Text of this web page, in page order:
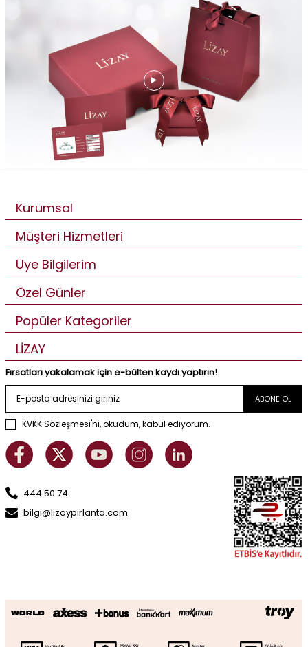
Kurumsal
Müşteri Hizmetleri
Üye Bilgilerim
Özel Günler
Popüler Kategoriler
LİZAY
Fırsatları yakalamak için e-bülten kaydı yaptırın!
ABONE OL
KVKK Sözleşmesi'ni, okudum, kabul ediyorum.
444 50 74
bilgi@lizaypirlanta.com